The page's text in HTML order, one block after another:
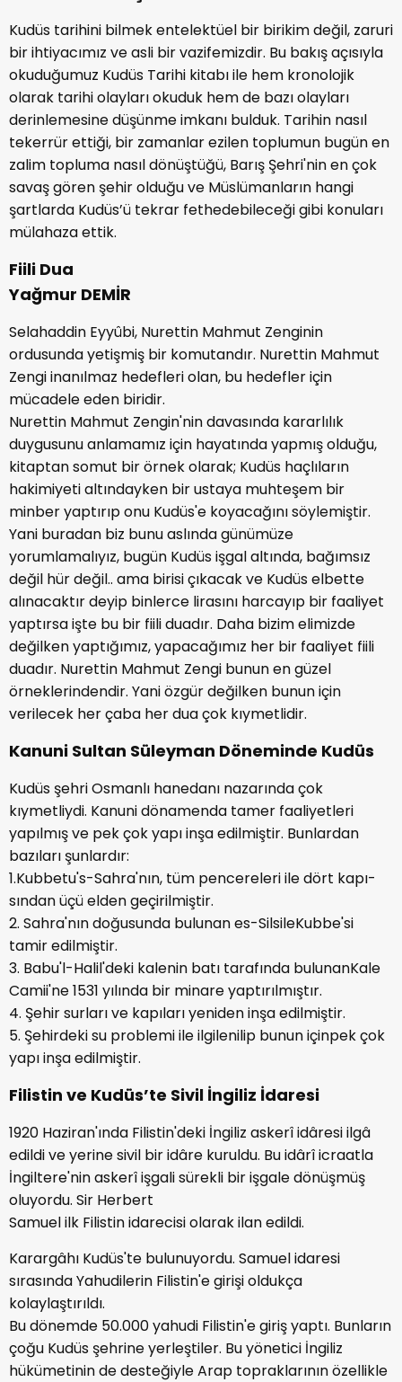
Kudüs tarihini bilmek entelektüel bir birikim değil, zaruri
bir ihtiyacımız ve asli bir vazifemizdir. Bu bakış açısıyla
okuduğumuz Kudüs Tarihi kitabı ile hem kronolojik
olarak tarihi olayları okuduk hem de bazı olayları
derinlemesine düşünme imkanı bulduk. Tarihin nasıl
tekerrür ettiği, bir zamanlar ezilen toplumun bugün en
zalim topluma nasıl dönüştüğü, Barış Şehri'nin en çok
savaş gören şehir olduğu ve Müslümanların hangi
şartlarda Kudüs’ü tekrar fethedebileceği gibi konuları
mülahaza ettik.
Fiili Dua
Yağmur DEMİR
Selahaddin Eyyûbi, Nurettin Mahmut Zenginin
ordusunda yetişmiş bir komutandır. Nurettin Mahmut
Zengi inanılmaz hedefleri olan, bu hedefler için
mücadele eden biridir.
Nurettin Mahmut Zengin'nin davasında kararlılık
duygusunu anlamamız için hayatında yapmış olduğu,
kitaptan somut bir örnek olarak; Kudüs haçlıların
hakimiyeti altındayken bir ustaya muhteşem bir
minber yaptırıp onu Kudüs'e koyacağını söylemiştir.
Yani buradan biz bunu aslında günümüze
yorumlamalıyız, bugün Kudüs işgal altında, bağımsız
değil hür değil.. ama birisi çıkacak ve Kudüs elbette
alınacaktır deyip binlerce lirasını harcayıp bir faaliyet
yaptırsa işte bu bir fiili duadır. Daha bizim elimizde
değilken yaptığımız, yapacağımız her bir faaliyet fiili
duadır. Nurettin Mahmut Zengi bunun en güzel
örneklerindendir. Yani özgür değilken bunun için
verilecek her çaba her dua çok kıymetlidir.
Kanuni Sultan Süleyman Döneminde Kudüs
Kudüs şehri Osmanlı hanedanı nazarında çok
kıymetliydi. Kanuni dönamenda tamer faaliyetleri
yapılmış ve pek çok yapı inşa edilmiştir. Bunlardan
bazıları şunlardır:
1.Kubbetu's-Sahra'nın, tüm pencereleri ile dört kapı-
sından üçü elden geçirilmiştir.
2. Sahra'nın doğusunda bulunan es-SilsileKubbe'si
tamir edilmiştir.
3. Babu'l-Halil'deki kalenin batı tarafında bulunanKale
Camii'ne 1531 yılında bir minare yaptırılmıştır.
4. Şehir surları ve kapıları yeniden inşa edilmiştir.
5. Şehirdeki su problemi ile ilgilenilip bunun içinpek çok
yapı inşa edilmiştir.
Filistin ve Kudüs’te Sivil İngiliz İdaresi
1920 Haziran'ında Filistin'deki İngiliz askerî idâresi ilgâ
edildi ve yerine sivil bir idâre kuruldu. Bu idârî icraatla
İngiltere'nin askerî işgali sürekli bir işgale dönüşmüş
oluyordu. Sir Herbert
Samuel ilk Filistin idarecisi olarak ilan edildi.
Karargâhı Kudüs'te bulunuyordu. Samuel idaresi
sırasında Yahudilerin Filistin'e girişi oldukça
kolaylaştırıldı.
Bu dönemde 50.000 yahudi Filistin'e giriş yaptı. Bunların
çoğu Kudüs şehrine yerleştiler. Bu yönetici İngiliz
hükümetinin de desteğiyle Arap topraklarının özellikle